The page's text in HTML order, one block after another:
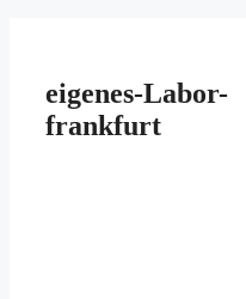
eigenes-Labor-
frankfurt